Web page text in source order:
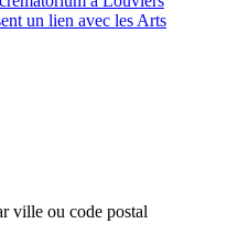
un lien avec les Arts
ville ou code postal